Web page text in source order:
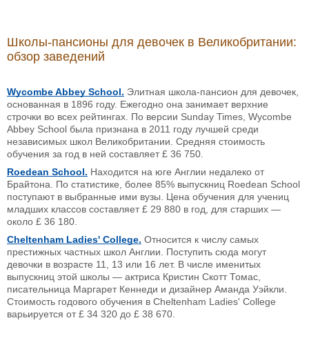
Школы-пансионы для девочек в Великобритании:
обзор заведений
Wycombe Abbey School. Элитная школа-пансион для девочек,
основанная в 1896 году. Ежегодно она занимает верхние
строчки во всех рейтингах. По версии Sunday Times, Wycombe
Abbey School была признана в 2011 году лучшей среди
независимых школ Великобритании. Средняя стоимость
обучения за год в ней составляет £ 36 750.
Roedean School. Находится на юге Англии недалеко от
Брайтона. По статистике, более 85% выпускниц Roedean School
поступают в выбранные ими вузы. Цена обучения для учениц
младших классов составляет £ 29 880 в год, для старших —
около £ 36 180.
Cheltenham Ladies' College. Относится к числу самых
престижных частных школ Англии. Поступить сюда могут
девочки в возрасте 11, 13 или 16 лет. В числе именитых
выпускниц этой школы — актриса Кристин Скотт Томас,
писательница Маргарет Кеннеди и дизайнер Аманда Уэйкли.
Стоимость годового обучения в Cheltenham Ladies' College
варьируется от £ 34 320 до £ 38 670.